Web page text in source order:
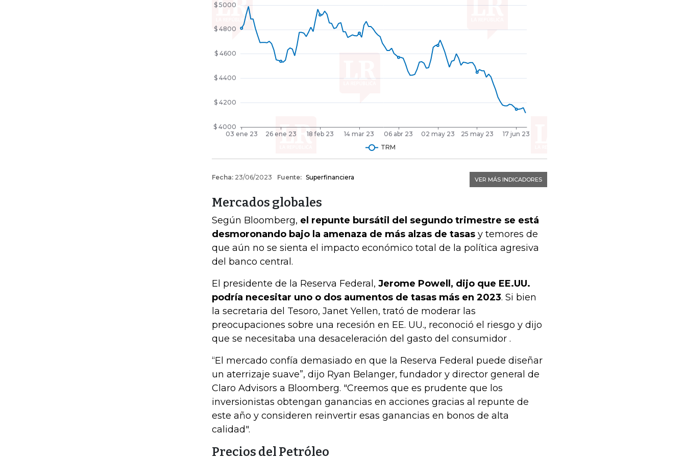
Mercados globales
Según Bloomberg, el repunte bursátil del segundo trimestre se está
desmoronando bajo la amenaza de más alzas de tasas y temores de
que aún no se sienta el impacto económico total de la política agresiva
del banco central.
El presidente de la Reserva Federal, Jerome Powell, dijo que EE.UU.
podría necesitar uno o dos aumentos de tasas más en 2023. Si bien
la secretaria del Tesoro, Janet Yellen, trató de moderar las
preocupaciones sobre una recesión en EE. UU., reconoció el riesgo y dijo
que se necesitaba una desaceleración del gasto del consumidor .
“El mercado confía demasiado en que la Reserva Federal puede diseñar
un aterrizaje suave”, dijo Ryan Belanger, fundador y director general de
Claro Advisors a Bloomberg. "Creemos que es prudente que los
inversionistas obtengan ganancias en acciones gracias al repunte de
este año y consideren reinvertir esas ganancias en bonos de alta
calidad".
Precios del Petróleo